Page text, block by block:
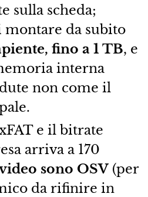
sulla scheda;
da subito
fino a 1 TB, e
interna
non come il
e il bitrate
arriva a 170
sono OSV(per
da rifinire in